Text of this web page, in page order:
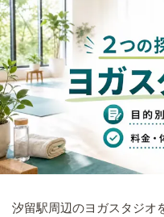
汐留駅周辺のヨガスタジオ